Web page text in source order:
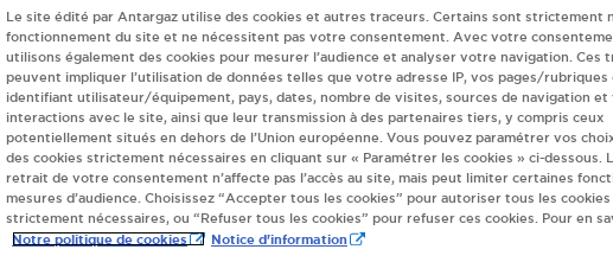
Le site édité par Antargaz utilise des cookies et autres traceurs. Certains sont strictement
fonctionnement du site et ne nécessitent pas votre consentement. Avec votre
utilisons également des cookies pour mesurer l’audience et analyser votre navigation. Ces
peuvent impliquer l’utilisation de données telles que votre adresse IP, vos pages/rubriques
identifiant utilisateur/équipement, pays, dates, nombre de visites, sources de navigation et
interactions avec le site, ainsi que leur transmission à des partenaires tiers, y compris ceux
potentiellement situés en dehors de l’Union européenne. Vous pouvez paramétrer vos
des cookies strictement nécessaires en cliquant sur « Paramétrer les cookies » ci-dessous.
retrait de votre consentement n’affecte pas l’accès au site, mais peut limiter certaines
mesures d’audience. Choisissez “Accepter tous les cookies” pour autoriser tous les cookies
strictement nécessaires, ou “Refuser tous les cookies” pour refuser ces cookies. Pour en
Notre politique de cookies Notice d'information